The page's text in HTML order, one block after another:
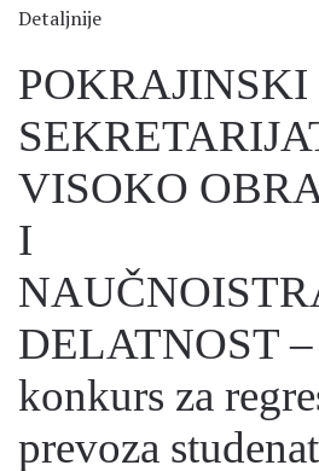
Detaljnije
POKRAJINSKI
VISOKO
I
DELATNOST –
konkurs za
prevoza